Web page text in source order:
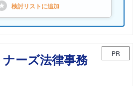
検討リストに追加
ーズ法律事務
PR